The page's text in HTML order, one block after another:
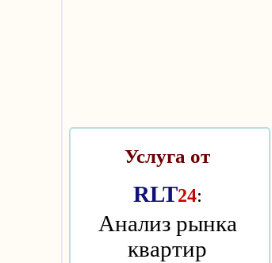
Услуга от
RLT24:
Анализ рынка
квартир